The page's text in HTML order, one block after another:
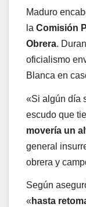
Maduro
la Comisión
Obrera.
oficialismo
Blanca en
«Si algún día
escudo que
movería un
general
obrera y
Según
« hasta